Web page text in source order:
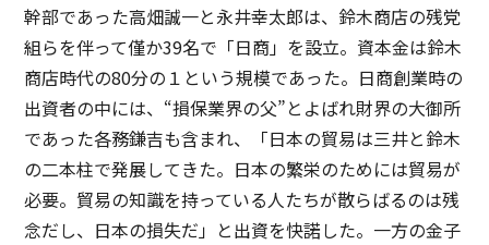
幹部であった高畑誠一と永井幸太郎は、鈴木商店の残党
組らを伴って僅か39名で「日商」を設立。資本金は鈴木
商店時代の80分の１という規模であった。日商創業時の
出資者の中には、“損保業界の父”とよばれ財界の大御所
であった各務鎌吉も含まれ、「日本の貿易は三井と鈴木
の二本柱で発展してきた。日本の繁栄のためには貿易が
必要。貿易の知識を持っている人たちが散らばるのは残
念だし、日本の損失だ」と出資を快諾した。一方の金子